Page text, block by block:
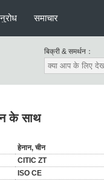
समाचार
बिक्री & समर्थन：
के साथ
हेनान, चीन
CITIC ZT
ISO CE